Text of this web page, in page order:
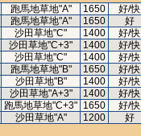
跑馬地草地"A" 1650 好/快
跑馬地草地"A" 1650 好
沙田草地"C" 1400 好/快
沙田草地"C+3" 1400 好/快
沙田草地"C" 1400 好/快
跑馬地草地"B" 1650 好/快
沙田草地"B" 1400 好/快
沙田草地"A+3" 1400 好/快
跑馬地草地"C+3" 1650 好/快
沙田草地"A" 1200 好